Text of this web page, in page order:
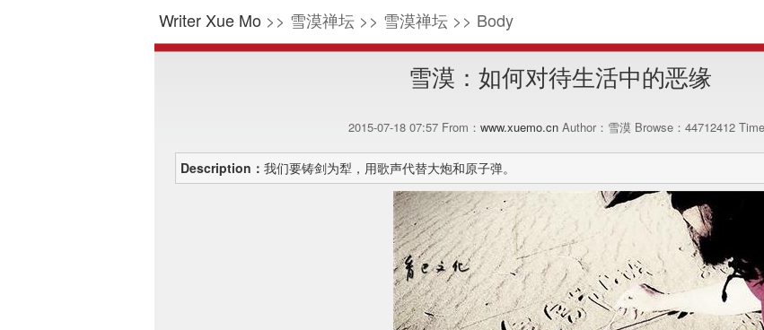
Writer Xue Mo >> 雪漠禅坛 >> 雪漠禅坛 >> Body
雪漠：如何对待生活中的恶缘
2015-07-18 07:57 From： www.xuemo.cn Author：雪漠 Browse： 44712412
Description： 我们要铸剑为犁，用歌声代替大炮和原子弹。